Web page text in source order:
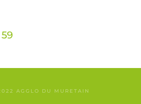
59
AGGLO DU MURETAIN